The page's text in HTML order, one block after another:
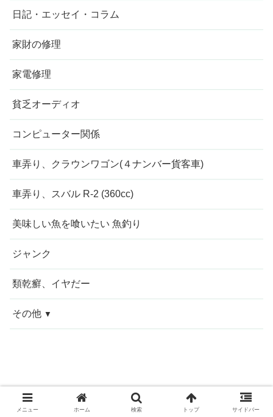
日記・エッセイ・コラム
家財の修理
家電修理
貧乏オーディオ
コンピューター関係
車弄り、クラウンワゴン(４ナンバー貨客車)
車弄り、スバル R-2 (360cc)
美味しい魚を喰いたい 魚釣り
ジャンク
類乾癬、イヤだー
その他
自転車修理
© 2013 なが〜ンのごちゃごちゃ、出口のないジャンクなパラダイ
ス？？.
メニュー ホーム 検索 トップ サイドバー